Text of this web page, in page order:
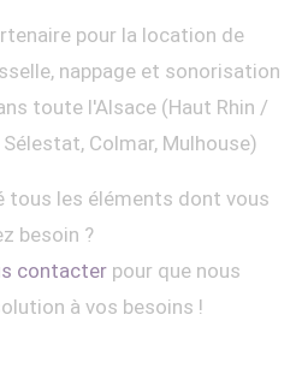
pour la location de
nappage et sonorisation
toute l'Alsace (Haut Rhin /
Colmar, Mulhouse)
tous les éléments dont vous
besoin ?
contacterpour que nous
à vos besoins !